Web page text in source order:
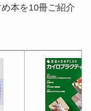
本を10冊ご紹介